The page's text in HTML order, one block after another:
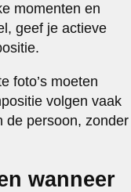
momenten en
geef je actieve
foto’s moeten
volgen vaak
de persoon, zonder
wanneer